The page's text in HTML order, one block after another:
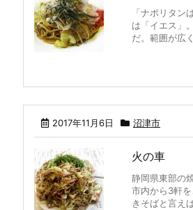
「ナポリタン
は「イエス」
だ。範囲が広
2017年11月6日 沼津市
火の車
静岡県東部の
市内から3軒
きそばと言え